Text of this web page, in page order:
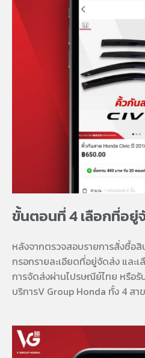
ขั้นตอนที่ 4 เลือกที่อยู่
หลังจากตรวจสอบรายการสั่งซื้อ
กรอกรายละเอียดที่อยู่จัดส่ง และ
การจัดส่งผ่านไปรษณีย์ไทย หรือ
บริการV Group Honda ทั้ง 4 สา